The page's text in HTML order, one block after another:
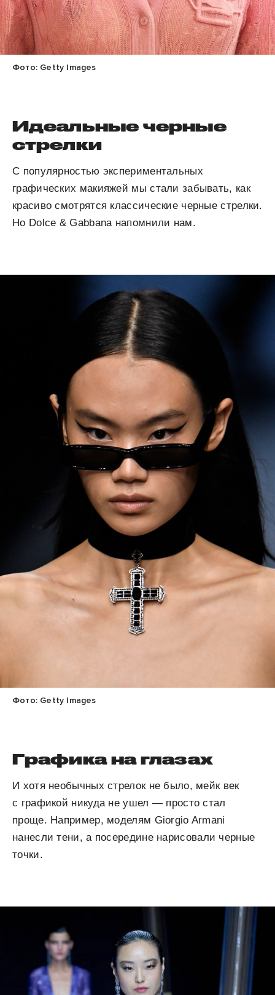
Фото: Getty Images
Идеальные черные
стрелки
С популярностью экспериментальных
графических макияжей мы стали забывать, как
красиво смотрятся классические черные стрелки.
Но Dolce & Gabbana напомнили нам.
Фото: Getty Images
Графика на глазах
И хотя необычных стрелок не было, мейк век
с графикой никуда не ушел — просто стал
проще. Например, моделям Giorgio Armani
нанесли тени, а посередине нарисовали черные
точки.